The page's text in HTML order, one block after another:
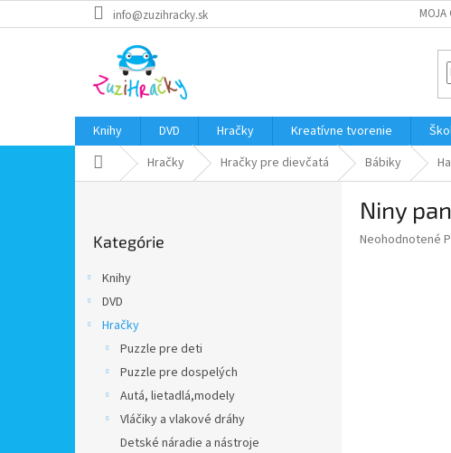
na
info@zuzihracky.sk MOJA
Knihy DVD Hračky Kreatívne tvorenie
DomovHračky Hračky pre dievčatá Bábiky
kategórie
Kategórie
Knihy
DVD
Hračky
Puzzle pre deti
Puzzle pre dospelých
Autá, lietadlá,modely
Vláčiky a vlakové dráhy
Detské náradie a nástroje
Niny
Priemerné
Neohodnotené